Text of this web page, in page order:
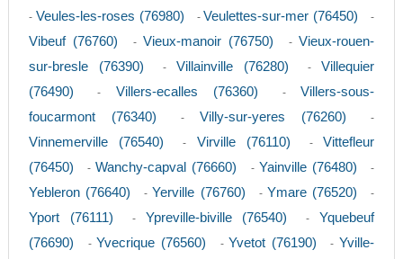
- Veules-les-roses (76980) - Veulettes-sur-mer (76450) -
Vibeuf (76760) - Vieux-manoir (76750) - Vieux-rouen-
sur-bresle (76390)
- Villainville (76280) - Villequier
(76490)
- Villers-ecalles (76360) - Villers-sous-
foucarmont (76340)
- Villy-sur-yeres (76260) -
Vinnemerville (76540) - Virville (76110) - Vittefleur
(76450)
-Wanchy-capval (76660) - Yainville (76480) -
Yebleron (76640) - Yerville (76760) - Ymare (76520) -
Yport (76111) - Ypreville-biville (76540) - Yquebeuf
(76690)
- Yvecrique (76560) - Yvetot (76190) - Yville-